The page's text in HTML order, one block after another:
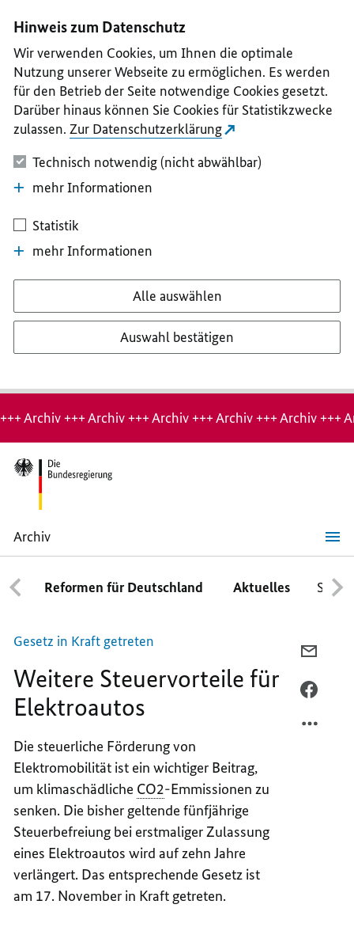
II
III
IV
V
Hinweis zum Datenschutz
Wir verwenden Cookies, um Ihnen die optimale
Nutzung unserer Webseite zu ermöglichen. Es werden
für den Betrieb der Seite notwendige Cookies gesetzt.
Darüber hinaus können Sie Cookies für Statistikzwecke
zulassen. Zur Datenschutzerklärung
Technisch notwendig (nicht abwählbar)
mehr Informationen
Statistik
mehr Informationen
Alle auswählen
Auswahl bestätigen
Hinweis:
Archiv-
Seite
+++ Archiv +++ Archiv +++ Archiv +++ Archiv +++ Archiv +++
Archiv
Weitere
Steuervorteile
für
Elektroautos
Reformen für Deutschland Aktuelles
Gesetz in Kraft getreten
Weitere Steuervorteile für
Elektroautos
Die steuerliche Förderung von
Elektromobilität ist ein wichtiger Beitrag,
um klimaschädliche CO2-Emmissionen zu
senken. Die bisher geltende fünfjährige
Steuerbefreiung bei erstmaliger Zulassung
eines Elektroautos wird auf zehn Jahre
verlängert. Das entsprechende Gesetz ist
am 17. November in Kraft getreten.